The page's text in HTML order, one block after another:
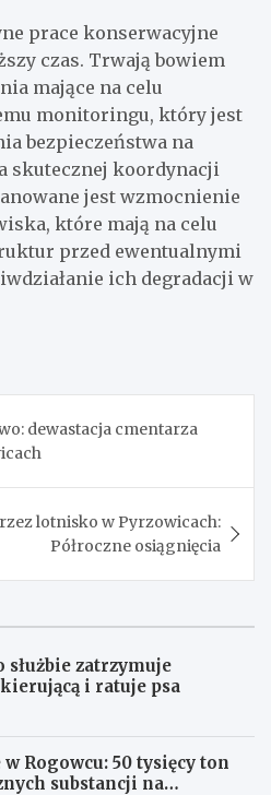
prace konserwacyjne
czas. Trwają bowiem
mające na celu
monitoringu, który jest
bezpieczeństwa na
skutecznej koordynacji
jest wzmocnienie
które mają na celu
przed ewentualnymi
ich degradacji w
dewastacja cmentarza
lotnisko w Pyrzowicach:
Półroczne osiągnięcia
służbie zatrzymuje
i ratuje psa
Rogowcu: 50 tysięcy ton
substancji na